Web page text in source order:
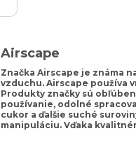
Airscape
Značka Airscape je známa
vzduchu. Airscape používa
Produkty značky sú
používanie, odolné
cukor a ďalšie suché
manipuláciu. Vďaka